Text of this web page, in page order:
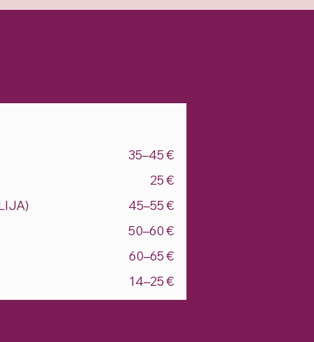
35–45 €
25 €
45–55 €
50–60 €
60–65 €
14–25 €